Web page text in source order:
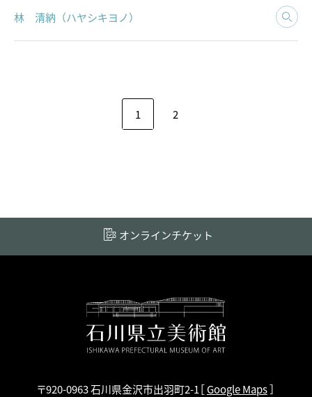
林 清納（ハヤシキヨノ）
1 2
オンラインチケット
〒920-0963 石川県金沢市出羽町2-1［Google Maps］